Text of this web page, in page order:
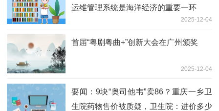
运维管理系统是海洋经济的重要一环
2025-12-04
首届“粤剧粤曲+”创新大会在广州颁奖
2025-12-04
要闻：9块“奥司他韦”卖86？重庆一乡卫
生院药物售价被质疑，卫生院：进价多少